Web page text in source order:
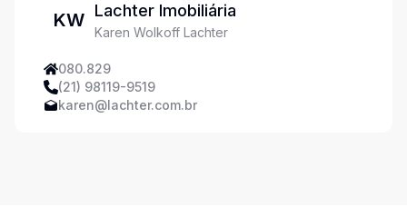
KW Lachter Imobiliária
Karen Wolkoff Lachter
080.829
(21) 98119-9519
karen@lachter.com.br